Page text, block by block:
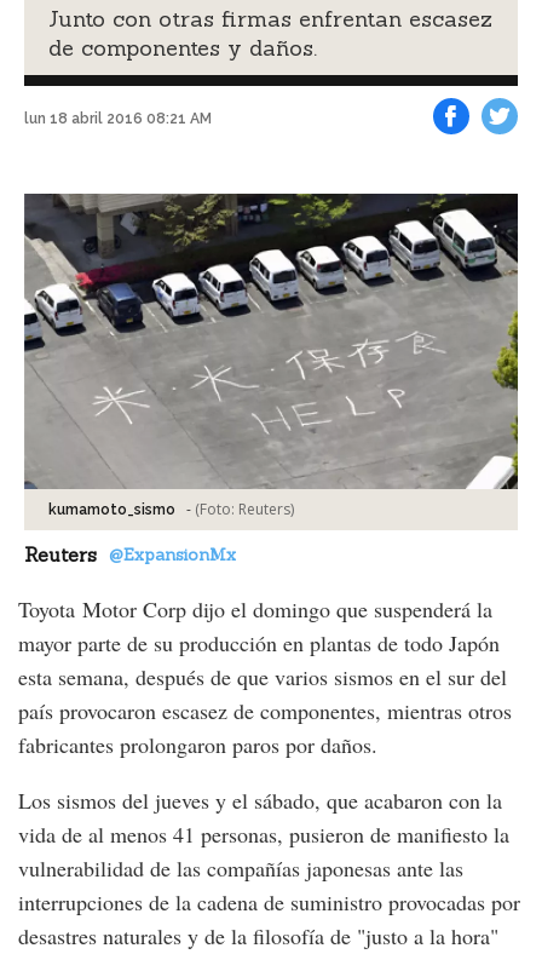
Junto con otras firmas enfrentan escasez
de componentes y daños.
lun 18 abril 2016 08:21 AM
kumamoto_sismo - (Foto: Reuters)
Reuters @ExpansionMx
Toyota Motor Corp dijo el domingo que suspenderá la
mayor parte de su producción en plantas de todo Japón
esta semana, después de que varios sismos en el sur del
país provocaron escasez de componentes, mientras otros
fabricantes prolongaron paros por daños.
Los sismos del jueves y el sábado, que acabaron con la
vida de al menos 41 personas, pusieron de manifiesto la
vulnerabilidad de las compañías japonesas ante las
interrupciones de la cadena de suministro provocadas por
desastres naturales y de la filosofía de "justo a la hora"